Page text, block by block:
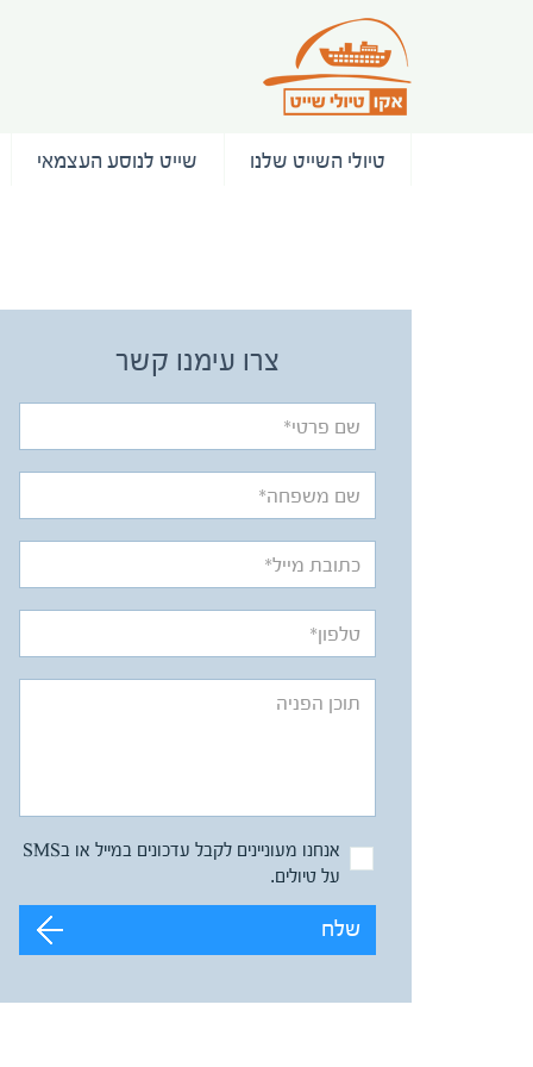
טיולי השייט שלנו שייט לנוסע העצמאי
צרו עימנו קשר
אנחנו מעוניינים לקבל עדכונים במייל או בSMS
על טיולים.
שלח